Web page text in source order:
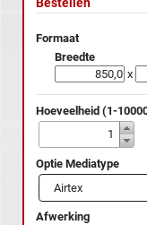
Formaat
Breedte
x
Hoeveelheid (1-
Optie Mediatype
Afwerking